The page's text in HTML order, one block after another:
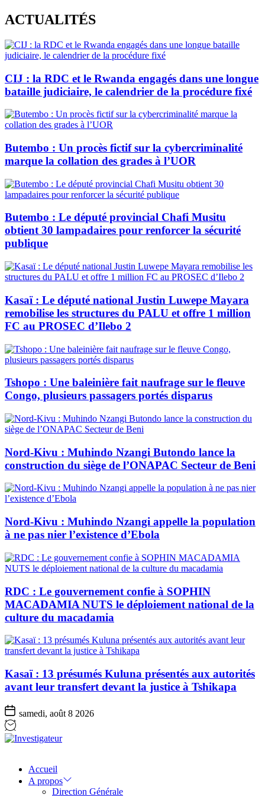
Skip
to
content
ACTUALITÉS
CIJ : la RDC et le Rwanda engagés dans une longue
bataille judiciaire, le calendrier de la procédure fixé
Butembo : Un procès fictif sur la cybercriminalité
marque la collation des grades à l’UOR
Butembo : Le député provincial Chafi Musitu
obtient 30 lampadaires pour renforcer la sécurité
publique
Kasaï : Le député national Justin Luwepe Mayara
remobilise les structures du PALU et offre 1 million
FC au PROSEC d’Ilebo 2
Tshopo : Une baleinière fait naufrage sur le fleuve
Congo, plusieurs passagers portés disparus
Nord-Kivu : Muhindo Nzangi Butondo lance la
construction du siège de l’ONAPAC Secteur de Beni
Nord-Kivu : Muhindo Nzangi appelle la population
à ne pas nier l’existence d’Ebola
RDC : Le gouvernement confie à SOPHIN
MACADAMIA NUTS le déploiement national de la
culture du macadamia
Kasaï : 13 présumés Kuluna présentés aux autorités
avant leur transfert devant la justice à Tshikapa
samedi, août 8 2026
Accueil
A propos
Direction Générale